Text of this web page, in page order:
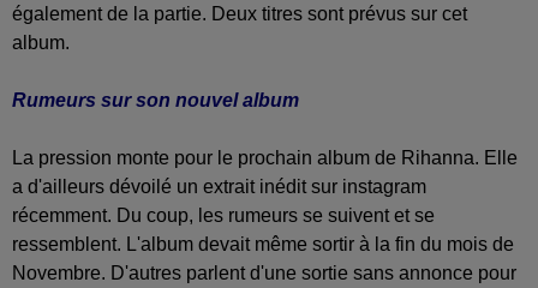
également de la partie. Deux titres sont prévus sur cet
album.
Rumeurs sur son nouvel album
La pression monte pour le prochain album de Rihanna. Elle
a d'ailleurs dévoilé un extrait inédit sur instagram
récemment. Du coup, les rumeurs se suivent et se
ressemblent. L'album devait même sortir à la fin du mois de
Novembre. D'autres parlent d'une sortie sans annonce pour